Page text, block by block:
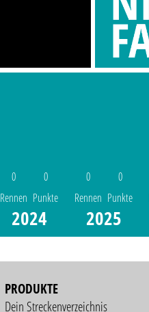
0
Rennen
0
Punkte
2024
0
Rennen
0
Punkte
2025
PRODUKTE
Dein Streckenverzeichnis